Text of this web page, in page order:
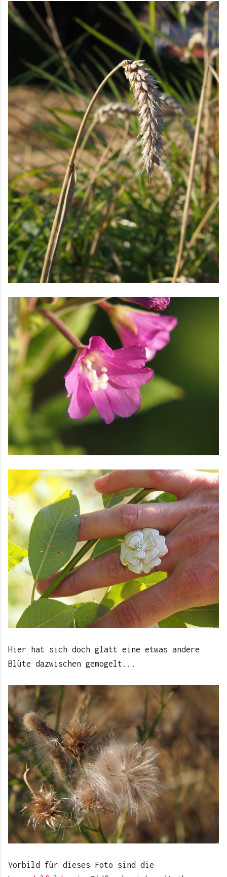
Hier hat sich doch glatt eine etwas andere
Blüte dazwischen gemogelt...
Vorbild für dieses Foto sind die